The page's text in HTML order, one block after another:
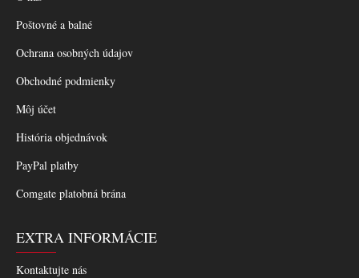
Poštovné a balné
Ochrana osobných údajov
Obchodné podmienky
Môj účet
História objednávok
PayPal platby
Comgate platobná brána
EXTRA INFORMÁCIE
Kontaktujte nás